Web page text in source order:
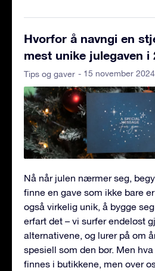
Hvorfor å navngi en
mest unike julegaven i
Tips og gaver - 15 november 2024
Nå når julen nærmer seg,
finne en gave som ikke bare
også virkelig unik, å bygge
erfart det – vi surfer endeløst
alternativene, og lurer på om
spesiell som den bør. Men
finnes i butikkene, men over